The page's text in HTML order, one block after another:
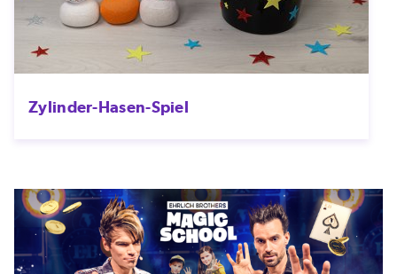
Zylinder-Hasen-Spiel